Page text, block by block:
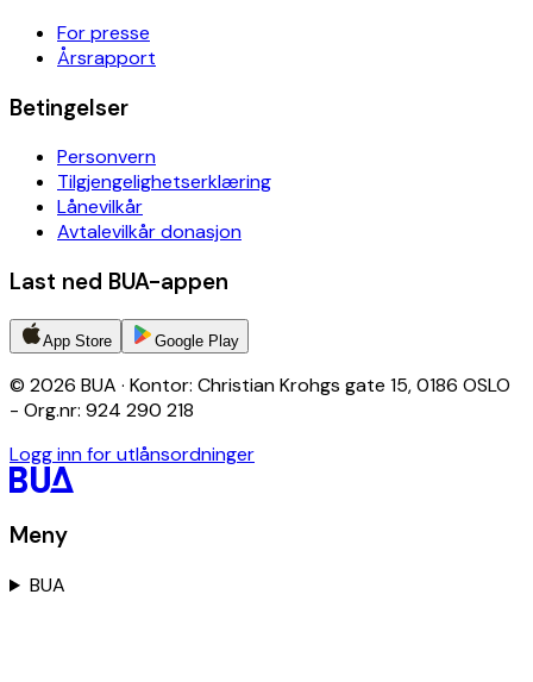
For presse
Årsrapport
Betingelser
Personvern
Tilgjengelighetserklæring
Lånevilkår
Avtalevilkår donasjon
Last ned BUA-appen
App Store Google Play
© 2026 BUA · Kontor: Christian Krohgs gate 15, 0186 OSLO
- Org.nr: 924 290 218
Logg inn for utlånsordninger
Meny
BUA